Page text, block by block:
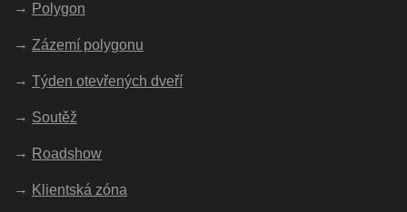
Polygon
Zázemí polygonu
Týden otevřených dveří
Soutěž
Roadshow
Klientská zóna